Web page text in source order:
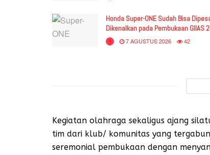
Honda Super-ONE Sudah Bisa
Dikenalkan pada Pembukaan GIIAS
7 AGUSTUS 2026 42
Kegiatan olahraga sekaligus ajang
tim dari klub/ komunitas yang
seremonial pembukaan dengan